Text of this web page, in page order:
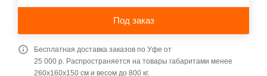
Под заказ
Бесплатная доставка заказов по Уфе от
25 000 р. Распространяется на товары габаритами менее
260x160x150 см и весом до 800 кг.